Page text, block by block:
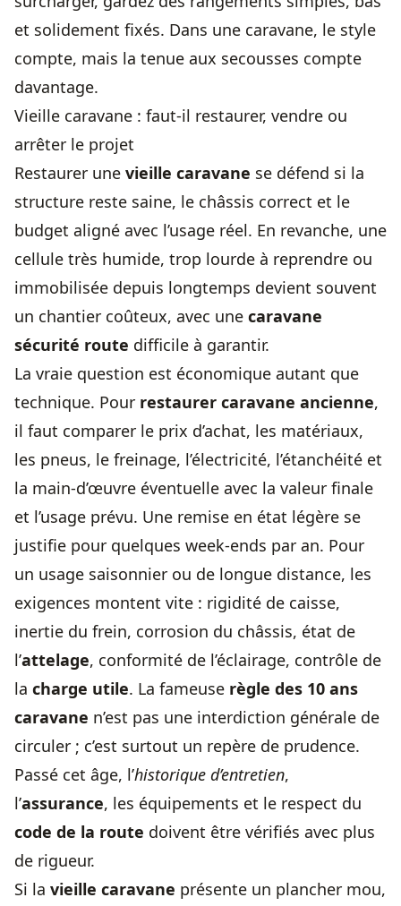
et solidement fixés. Dans une caravane, le style
compte, mais la tenue aux secousses compte
davantage.
Vieille caravane : faut-il restaurer, vendre ou
arrêter le projet
Restaurer une vieille caravane se défend si la
structure reste saine, le châssis correct et le
budget aligné avec l’usage réel. En revanche, une
cellule très humide, trop lourde à reprendre ou
immobilisée depuis longtemps devient souvent
un chantier coûteux, avec une caravane
sécurité route difficile à garantir.
La vraie question est économique autant que
technique. Pour restaurer caravane ancienne,
il faut comparer le prix d’achat, les matériaux,
les pneus, le freinage, l’électricité, l’étanchéité et
la main-d’œuvre éventuelle avec la valeur finale
et l’usage prévu. Une remise en état légère se
justifie pour quelques week-ends par an. Pour
un usage saisonnier ou de longue distance, les
exigences montent vite : rigidité de caisse,
inertie du frein, corrosion du châssis, état de
l’attelage, conformité de l’éclairage, contrôle de
la charge utile. La fameuse règle des 10 ans
caravane n’est pas une interdiction générale de
circuler ; c’est surtout un repère de prudence.
Passé cet âge, l’historique d’entretien,
l’assurance, les équipements et le respect du
code de la route doivent être vérifiés avec plus
de rigueur.
Si la vieille caravane présente un plancher mou,